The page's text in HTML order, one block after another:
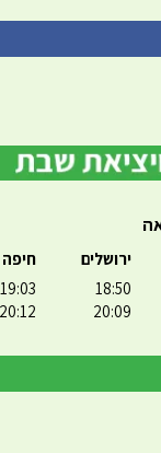
ירושלים
18:50
20:09
חיפה
19:03
20:12